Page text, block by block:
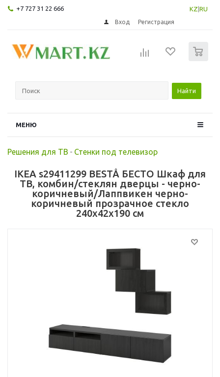
+7 727 31 22 666 KZ RU
Вход Регистрация
Найти
МЕНЮ
Решения для ТВ - Стенки под телевизор
IKEA s29411299 BESTÅ БЕСТО Шкаф для
ТВ, комбин/стеклян дверцы - черно-
коричневый/Лаппвикен черно-
коричневый прозрачное стекло
240x42x190 см